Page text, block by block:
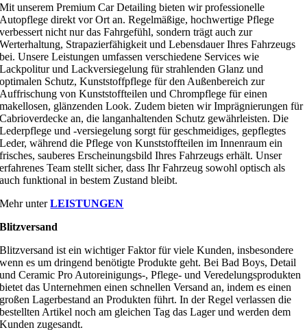
Mit unserem Premium Car Detailing bieten wir professionelle
Autopflege direkt vor Ort an. Regelmäßige, hochwertige Pflege
verbessert nicht nur das Fahrgefühl, sondern trägt auch zur
Werterhaltung, Strapazierfähigkeit und Lebensdauer Ihres Fahrzeugs
bei. Unsere Leistungen umfassen verschiedene Services wie
Lackpolitur und Lackversiegelung für strahlenden Glanz und
optimalen Schutz, Kunststoffpflege für den Außenbereich zur
Auffrischung von Kunststoffteilen und Chrompflege für einen
makellosen, glänzenden Look. Zudem bieten wir Imprägnierungen für
Cabrioverdecke an, die langanhaltenden Schutz gewährleisten. Die
Lederpflege und -versiegelung sorgt für geschmeidiges, gepflegtes
Leder, während die Pflege von Kunststoffteilen im Innenraum ein
frisches, sauberes Erscheinungsbild Ihres Fahrzeugs erhält. Unser
erfahrenes Team stellt sicher, dass Ihr Fahrzeug sowohl optisch als
auch funktional in bestem Zustand bleibt.
Mehr unterLEISTUNGEN
Blitzversand
Blitzversand ist ein wichtiger Faktor für viele Kunden, insbesondere
wenn es um dringend benötigte Produkte geht. Bei Bad Boys, Detail
und Ceramic Pro Autoreinigungs-, Pflege- und Veredelungsprodukten
bietet das Unternehmen einen schnellen Versand an, indem es einen
großen Lagerbestand an Produkten führt. In der Regel verlassen die
bestellten Artikel noch am gleichen Tag das Lager und werden dem
Kunden zugesandt.